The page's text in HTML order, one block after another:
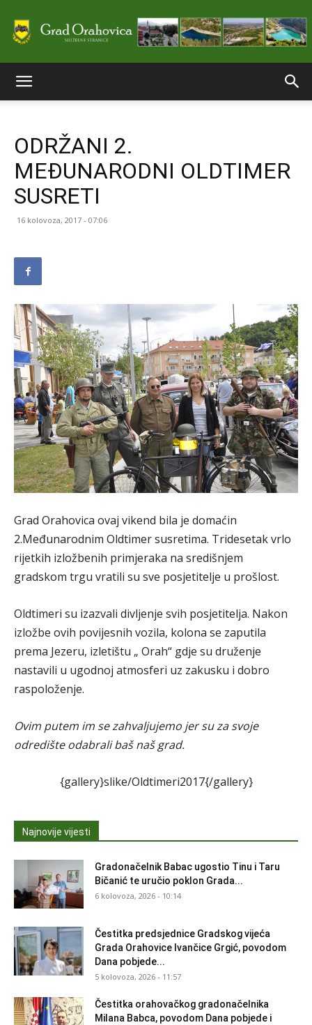
ODRŽANI 2.
MEĐUNARODNI OLDTIMER
SUSRETI
16 kolovoza, 2017 - 07:06
Grad Orahovica ovaj vikend bila je domaćin
2.Međunarodnim Oldtimer susretima. Tridesetak vrlo
rijetkih izložbenih primjeraka na središnjem
gradskom trgu vratili su sve posjetitelje u prošlost.
Oldtimeri su izazvali divljenje svih posjetitelja. Nakon
izložbe ovih povijesnih vozila, kolona se zaputila
prema Jezeru, izletištu „ Orah“ gdje su druženje
nastavili u ugodnoj atmosferi uz zakusku i dobro
raspoloženje.
Ovim putem im se zahvaljujemo jer su za svoje
odredište odabrali baš naš grad.
{gallery}slike/Oldtimeri2017{/gallery}
Najnovije vijesti
Gradonačelnik Babac ugostio Tinu i Taru
Bičanić te uručio poklon Grada...
6 kolovoza, 2026 - 10:14
Čestitka predsjednice Gradskog vijeća
Grada Orahovice Ivančice Grgić, povodom
Dana pobjede...
5 kolovoza, 2026 - 11:57
Čestitka orahovačkog gradonačelnika
Milana Babca, povodom Dana pobjede i